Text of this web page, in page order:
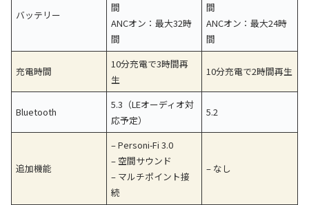
バッテリー
間
ANCオン：最大32時
間
間
ANCオン：最大24時
間
充電時間
10分充電で3時間再
生
10分充電で2時間再生
Bluetooth
5.3（LEオーディオ対
応予定）
5.2
追加機能
– Personi-Fi 3.0
– 空間サウンド
– マルチポイント接
続
– なし